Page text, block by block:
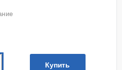
Купить